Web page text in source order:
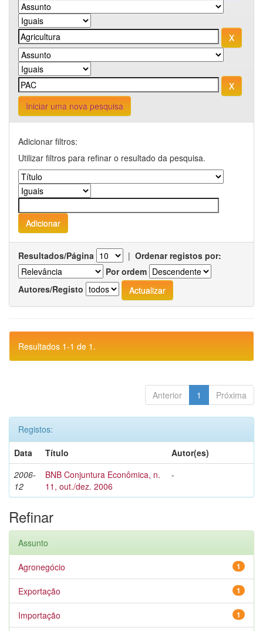
Iniciar uma nova pesquisa
Adicionar filtros:
Utilizar filtros para refinar o resultado da pesquisa.
Resultados/Página | Ordenar registos por:
Por ordem
Autores/Registo
Resultados 1-1 de 1.
Anterior 1 Próxima
Registos:
Data
Título
Autor(es)
2006-
12
BNB Conjuntura Econômica, n.
11, out./dez. 2006
-
Refinar
Assunto
1
Agronegócio
1
Exportação
1
Importação